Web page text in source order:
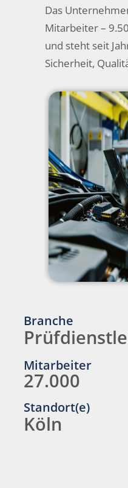
Das
Mitarbeiter –
und steht seit
Sicherheit,
Branche
Mitarbeiter
27.000
Standort(e)
Köln